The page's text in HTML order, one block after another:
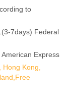
to
7days) Federal
Express
Kong,